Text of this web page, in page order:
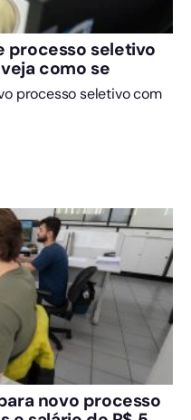
processo seletivo
como se
processo seletivo com
novo processo